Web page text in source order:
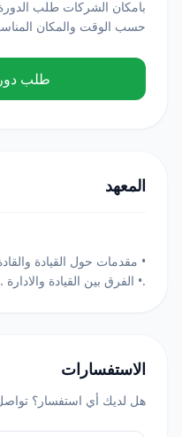
بامكان الشركات طلب
حسب الوقت والمكان
طلب
المعهد
• مقدمات حول القيادة
.• الفرق بين القيادة
الاستفسارات
هل لديك أي استفسار؟